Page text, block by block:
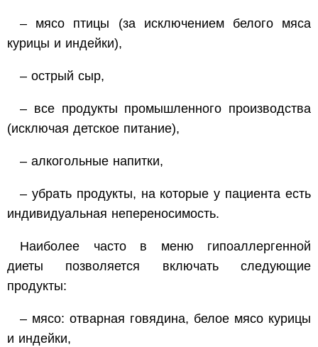
– мясо птицы (за исключением белого мяса
курицы и индейки),
– острый сыр,
– все продукты промышленного производства
(исключая детское питание),
– алкогольные напитки,
– убрать продукты, на которые у пациента есть
индивидуальная непереносимость.
Наиболее часто в меню гипоаллергенной
диеты позволяется включать следующие
продукты:
– мясо: отварная говядина, белое мясо курицы
и индейки,